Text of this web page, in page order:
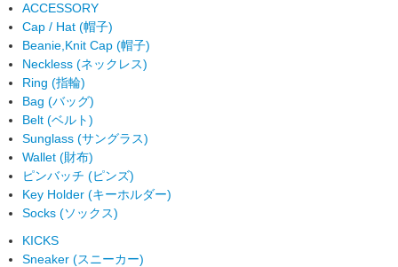
ACCESSORY
Cap / Hat (帽子)
Beanie,Knit Cap (帽子)
Neckless (ネックレス)
Ring (指輪)
Bag (バッグ)
Belt (ベルト)
Sunglass (サングラス)
Wallet (財布)
ピンバッチ (ピンズ)
Key Holder (キーホルダー)
Socks (ソックス)
KICKS
Sneaker (スニーカー)